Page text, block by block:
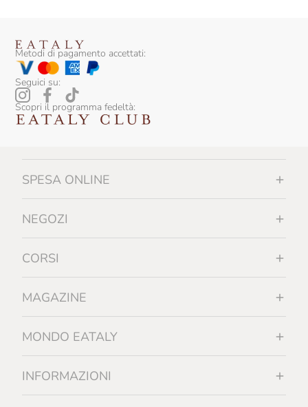
Metodi di pagamento accettati:
Seguici su:
Scopri il programma fedeltà:
SPESA ONLINE
NEGOZI
CORSI
MAGAZINE
MONDO EATALY
INFORMAZIONI